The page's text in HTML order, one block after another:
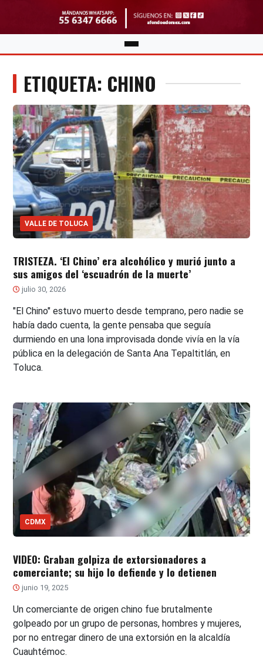
ETIQUETA: CHINO
VALLE DE TOLUCA
TRISTEZA. ‘El Chino’ era alcohólico y murió junto a
sus amigos del ‘escuadrón de la muerte’
julio 30, 2026
"El Chino" estuvo muerto desde temprano, pero nadie se
había dado cuenta, la gente pensaba que seguía
durmiendo en una lona improvisada donde vivía en la vía
pública en la delegación de Santa Ana Tepaltitlán, en
Toluca.
CDMX
VIDEO: Graban golpiza de extorsionadores a
comerciante; su hijo lo defiende y lo detienen
junio 19, 2025
Un comerciante de origen chino fue brutalmente
golpeado por un grupo de personas, hombres y mujeres,
por no entregar dinero de una extorsión en la alcaldía
Cuauhtémoc.